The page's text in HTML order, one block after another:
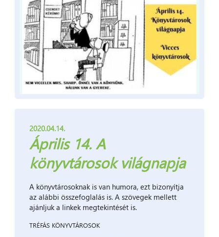
2020.04.14.
Április 14. A
könyvtárosok világnapja
A könyvtárosoknak is van humora, ezt bizonyítja
az alábbi összefoglalás is. A szövegek mellett
ajánljuk a linkek megtekintését is.
TRÉFÁS KÖNYVTÁROSOK